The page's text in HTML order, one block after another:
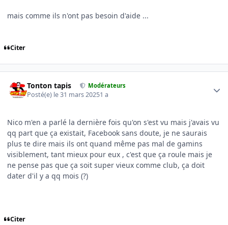
mais comme ils n'ont pas besoin d'aide ...
Citer
Tonton tapis Modérateurs
Posté(e) le 31 mars 20251 a
Nico m'en a parlé la dernière fois qu'on s'est vu mais j'avais vu
qq part que ça existait, Facebook sans doute, je ne saurais
plus te dire mais ils ont quand même pas mal de gamins
visiblement, tant mieux pour eux , c'est que ça roule mais je
ne pense pas que ça soit super vieux comme club, ça doit
dater d'il y a qq mois (?)
Citer